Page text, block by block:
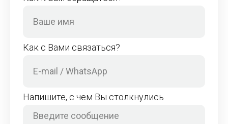
Как с Вами связаться?
Напишите, с чем Вы столкнулись